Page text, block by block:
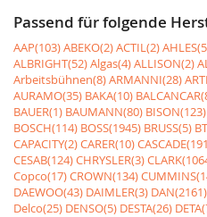
Passend für folgende
AAP(103)ABEKO(2)ACTIL(2)
ALBRIGHT(52)Algas(4)ALLISON(2)
Arbeitsbühnen(8)ARMANNI(28)
AURAMO(35) BAKA(10)
BAUER(1) BAUMANN(80) BISON(123)
BOSCH(114) BOSS(1945) BRUSS(5)
CAPACITY(2)CARER(10)
CESAB(124)CHRYSLER(3)
Copco(17)CROWN(134)
DAEWOO(43) DAIMLER(3) DAN(2161)
Delco(25) DENSO(5) DESTA(26)